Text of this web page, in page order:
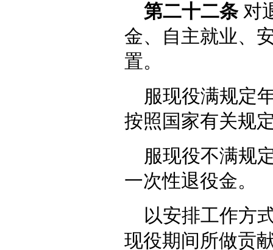
第二十二条对
金、自主就业、
置。
服现役满规定
按照国家有关规
服现役不满规
一次性退役金。
以安排工作方
现役期间所做贡